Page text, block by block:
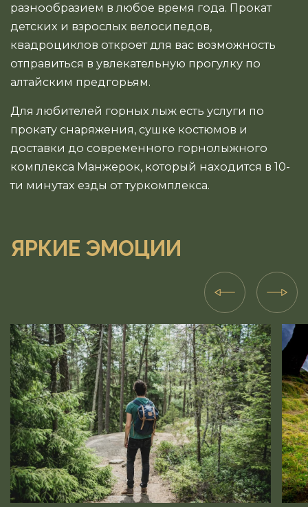
разнообразием в любое время года. Прокат
детских и взрослых велосипедов,
квадроциклов откроет для вас возможность
отправиться в увлекательную прогулку по
алтайским предгорьям.
Для любителей горных лыж есть услуги по
прокату снаряжения, сушке костюмов и
доставки до современного горнолыжного
комплекса Манжерок, который находится в 10-
ти минутах езды от туркомплекса.
ЯРКИЕ ЭМОЦИИ